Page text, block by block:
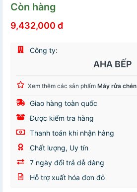
Còn hàng
9,432,000 đ
Công ty:
AHA BẾP
Xem thêm các sản phẩm Máy rửa chén
Giao hàng toàn quốc
Được kiểm tra hàng
Thanh toán khi nhận hàng
Chất lượng, Uy tín
7 ngày đổi trả dễ dàng
Hỗ trợ xuất hóa đơn đỏ